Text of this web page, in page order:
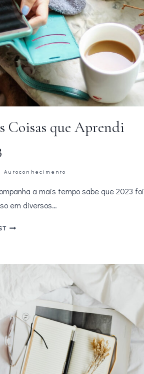
Coisas que Aprendi
Autoconhecimento
a mais tempo sabe que 2023 foi
em diversos…
TODAS